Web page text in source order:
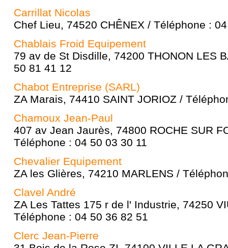
Carrillat Nicolas
Chef Lieu, 74520 CHÊNEX / Téléphone :
Chablais Froid Equipement
79 av de St Disdille, 74200 THONON LES
50 81 41 12
Chabot Entreprise (SARL)
ZA Marais, 74410 SAINT JORIOZ /
Chamoux Jean-Paul
407 av Jean Jaurès, 74800 ROCHE SUR
Téléphone : 04 50 03 30 11
Chevalier Equipement
ZA les Glières, 74210 MARLENS /
Clavel André
ZA Les Tattes 175 r de l' Industrie, 74250
Téléphone : 04 50 36 82 51
Clerc Jean-Pierre